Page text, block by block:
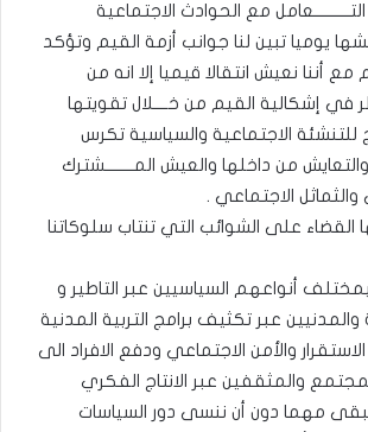
مع الحوادث الاجتماعية
يوميا تبين لنا جوانب أزمة القيم وتؤكد
مع أننا نعيش انتقالا قيميا إلا انه من
في إشكالية القيم من خــــلال تقويتها
للتنشئة الاجتماعية والسياسية تكرس
من داخلها والعيش المــــــــشترك
والثماثل الاجتماعي .
القضاء على الشوائب التي تنتاب سلوكاتنا
بمختلف أنواعهم السياسيين عبر التاطير و
والمدنيين عبر تكثيف برامج التربية المدنية
والأمن الاجتماعي ودفع الافراد الى
والمثقفين عبر الانتاج الفكري
مهما دون أن ننسى دور السياسات